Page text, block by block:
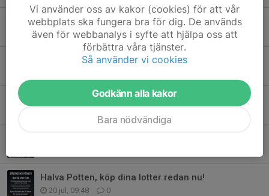
Biljettinformation inför Kiruna IF – Luleå Hockey
4 aug, 18:58 0
Nyförvärv: Artur Seniut!
Esko återvänder till Kiruna IF
Halva Potten, köp dina lotter redan nu!
20 jul, 09:48 0
Vi använder oss av kakor (cookies) för att vår
webbplats ska fungera bra för dig. De används
även för webbanalys i syfte att hjälpa oss att
förbättra våra tjänster.
Så använder vi cookies
Godkänn alla kakor
Bara nödvändiga